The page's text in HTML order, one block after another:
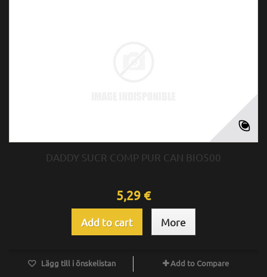
DADDY SUCR COMP PUR CAN BIO500
5,29 €
Add to cart More
Lägg till i önskelistan Add to Compare